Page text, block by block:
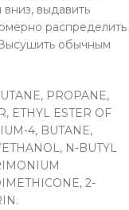
выдавить
распределить
обычным
PROPANE,
ETHYL ESTER OF
4, BUTANE,
N-BUTYL
2-